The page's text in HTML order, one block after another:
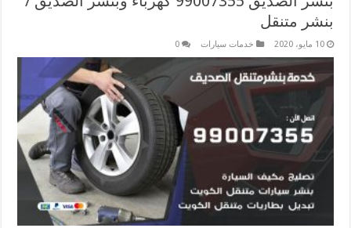
بنشر متنقل
10 مايو، 2020 خدمات سيارات 0